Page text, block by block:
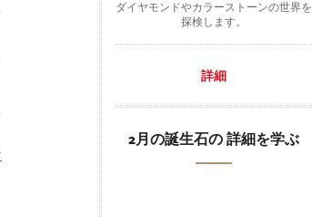
ダイヤモンドやカラーストーンの世界を
探検します。
詳細
2月の誕生石の 詳細を学ぶ